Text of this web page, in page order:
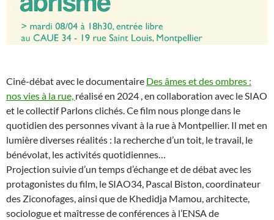
Ciné-débat avec le documentaire Des âmes et des ombres :
nos vies à la rue, réalisé en 2024 , en collaboration avec le SIAO
et le collectif Parlons clichés. Ce film nous plonge dans le
quotidien des personnes vivant à la rue à Montpellier. Il met en
lumière diverses réalités : la recherche d’un toit, le travail, le
bénévolat, les activités quotidiennes…
Projection suivie d’un temps d’échange et de débat avec les
protagonistes du film, le SIAO34, Pascal Biston, coordinateur
des Ziconofages, ainsi que de Khedidja Mamou, architecte,
sociologue et maîtresse de conférences à l’ENSA de